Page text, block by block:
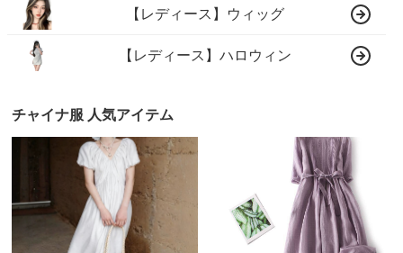
【レディース】ウィッグ
【レディース】ハロウィン
チャイナ服 人気アイテム